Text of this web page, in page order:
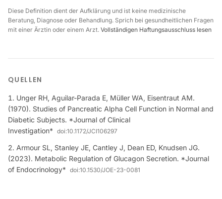
Diese Definition dient der Aufklärung und ist keine medizinische
Beratung, Diagnose oder Behandlung. Sprich bei gesundheitlichen Fragen
mit einer Ärztin oder einem Arzt. Vollständigen Haftungsausschluss lesen
QUELLEN
Unger RH, Aguilar-Parada E, Müller WA, Eisentraut AM.
(1970). Studies of Pancreatic Alpha Cell Function in Normal and
Diabetic Subjects. *Journal of Clinical
Investigation* doi:10.1172/JCI106297
Armour SL, Stanley JE, Cantley J, Dean ED, Knudsen JG.
(2023). Metabolic Regulation of Glucagon Secretion. *Journal
of Endocrinology* doi:10.1530/JOE-23-0081